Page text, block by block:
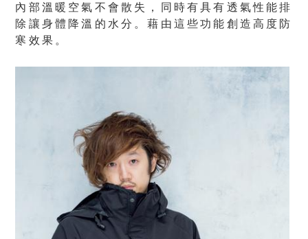
內部溫暖空氣不會散失，同時有具有透氣性能排
除讓身體降溫的水分。藉由這些功能創造高度防
寒效果。